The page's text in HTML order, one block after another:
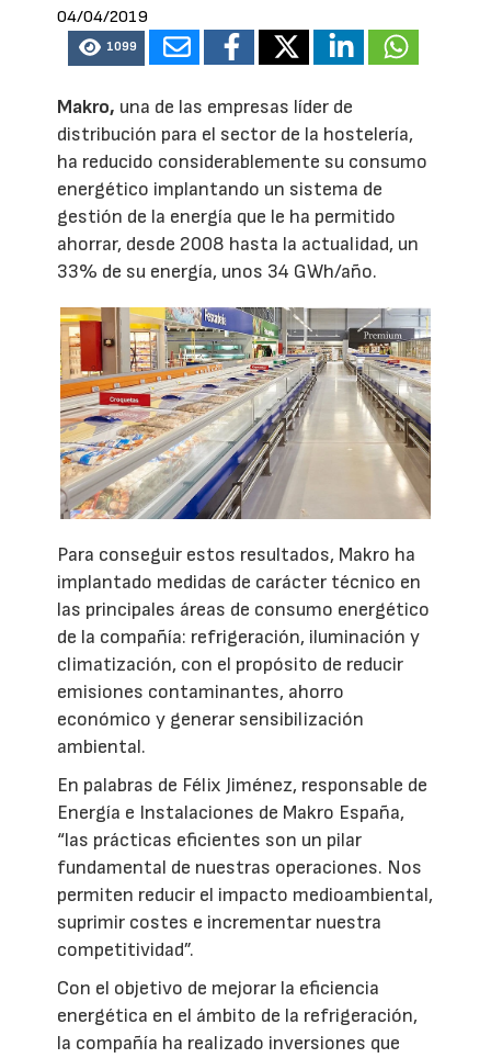
04/04/2019
1099
Makro, una de las empresas líder de
distribución para el sector de la hostelería,
ha reducido considerablemente su consumo
energético implantando un sistema de
gestión de la energía que le ha permitido
ahorrar, desde 2008 hasta la actualidad, un
33% de su energía, unos 34 GWh/año.
Para conseguir estos resultados, Makro ha
implantado medidas de carácter técnico en
las principales áreas de consumo energético
de la compañía: refrigeración, iluminación y
climatización, con el propósito de reducir
emisiones contaminantes, ahorro
económico y generar sensibilización
ambiental.
En palabras de Félix Jiménez, responsable de
Energía e Instalaciones de Makro España,
“las prácticas eficientes son un pilar
fundamental de nuestras operaciones. Nos
permiten reducir el impacto medioambiental,
suprimir costes e incrementar nuestra
competitividad”.
Con el objetivo de mejorar la eficiencia
energética en el ámbito de la refrigeración,
la compañía ha realizado inversiones que